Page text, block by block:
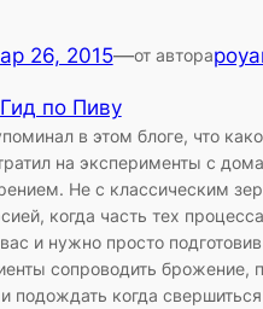
26, 2015—от автора
Гид по Пиву
в этом блоге, что
на эксперименты с
Не с классическим
когда часть тех
и нужно просто подготовив
сопроводить брожение,
подождать когда свершиться